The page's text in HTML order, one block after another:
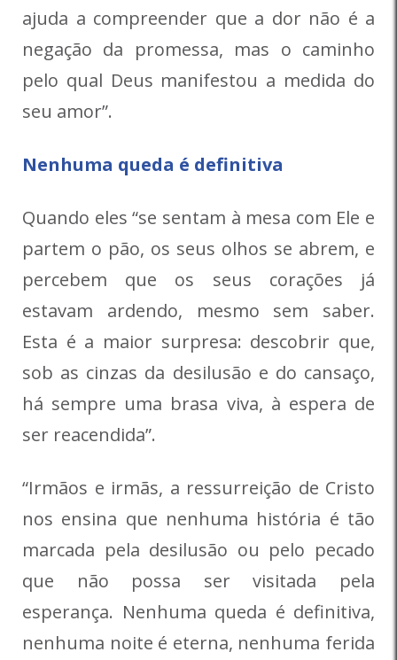
ajuda a compreender que a dor não é a
negação da promessa, mas o caminho
pelo qual Deus manifestou a medida do
seu amor”.
Nenhuma queda é definitiva
Quando eles “se sentam à mesa com Ele e
partem o pão, os seus olhos se abrem, e
percebem que os seus corações já
estavam ardendo, mesmo sem saber.
Esta é a maior surpresa: descobrir que,
sob as cinzas da desilusão e do cansaço,
há sempre uma brasa viva, à espera de
ser reacendida”.
“Irmãos e irmãs, a ressurreição de Cristo
nos ensina que nenhuma história é tão
marcada pela desilusão ou pelo pecado
que não possa ser visitada pela
esperança. Nenhuma queda é definitiva,
nenhuma noite é eterna, nenhuma ferida